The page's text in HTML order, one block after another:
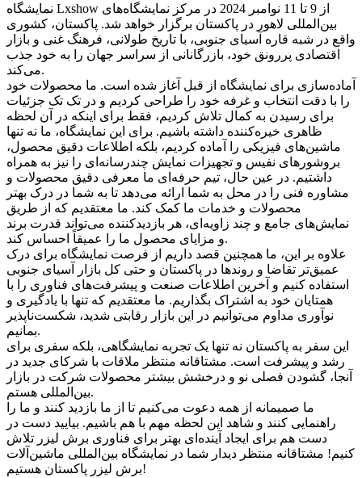
نمایشگاه Lxshow از 9 تا 11 نوامبر 2024 در مرکز نمایشگاه‌های
بین‌المللی لاهور در پاکستان برگزار خواهد شد. پاکستان، کشوری
واقع در شبه قاره آسیای جنوبی، با تاریخ طولانی، فرهنگ غنی و بازار
اقتصادی پررونق خود، بازرگانانی از سراسر جهان را به خود جذب
می‌کند.
آماده‌سازی برای نمایشگاه از قبل آغاز شده است. ما محصولات خود
را با دقت انتخاب و غرفه خود را طراحی کردیم و در تک تک جزئیات
برای رسیدن به کمال تلاش کردیم، فقط برای اینکه در آن لحظه
ظاهری خیره‌کننده داشته باشیم. برای این نمایشگاه، ما نه تنها
ماشین‌های فیزیکی را آماده کردیم، بلکه اطلاعات دقیق محصول،
بروشورهای نفیس و تجهیزات نمایش چندرسانه‌ای را نیز به همراه
داشتیم. در عین حال، تیم حرفه‌ای ما معرفی دقیق محصولات و
مشاوره فنی را در محل به شما ارائه می‌دهد تا به شما در درک بهتر
محصولات و خدمات ما کمک کند. ما معتقدیم که از طریق
نمایش‌های جامع و چند زاویه‌ای، هر بازدیدکننده می‌تواند قدرت برند
و مزایای محصول ما را عمیقاً احساس کند.
علاوه بر این، ما همچنین قصد داریم از فرصت نمایشگاه برای درک
عمیق‌تر تقاضا و روندها در پاکستان و حتی کل بازار آسیای جنوبی
استفاده کنیم و آخرین اطلاعات صنعت و پیشرفت‌های فناوری را با
همتایان خود به اشتراک بگذاریم. ما معتقدیم که تنها با یادگیری و
نوآوری مداوم می‌توانیم در این بازار رقابتی شدید، شکست‌ناپذیر
بمانیم.
این سفر به پاکستان نه تنها یک تجربه نمایشگاهی، بلکه سفری برای
رشد و پیشرفت است. مشتاقانه منتظر ملاقات با شرکای جدید در
آنجا، گشودن فصلی نو و درخشش بیشتر محصولات شرکت در بازار
بین‌المللی هستم.
ما صمیمانه از همه دعوت می‌کنیم تا از ما بازدید کنند و ما را
راهنمایی کنند و شاهد این لحظه مهم با هم باشیم. بیایید دست در
دست هم برای ایجاد آینده‌ای بهتر برای فناوری برش لیزر تلاش
کنیم! مشتاقانه منتظر دیدار شما در نمایشگاه بین‌المللی ماشین‌آلات
برش لیزر پاکستان هستیم!